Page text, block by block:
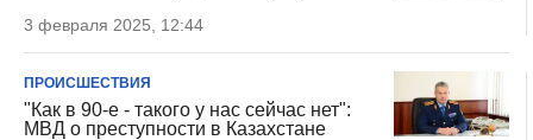
3 февраля 2025, 12:44
ПРОИСШЕСТВИЯ
"Как в 90-е - такого у нас сейчас нет":
МВД о преступности в Казахстане